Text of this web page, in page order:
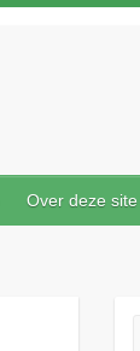
Over deze site